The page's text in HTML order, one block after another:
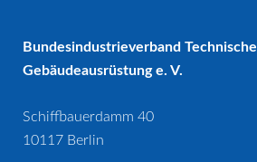
Bundesindustrieverband Technische
Gebäudeausrüstung e. V.
Schiffbauerdamm 40
10117 Berlin